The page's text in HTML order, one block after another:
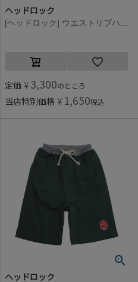
ヘッドロック
定価 ¥ 3,300のところ
当店特別価格 ¥ 1,650税込
ヘッドロック